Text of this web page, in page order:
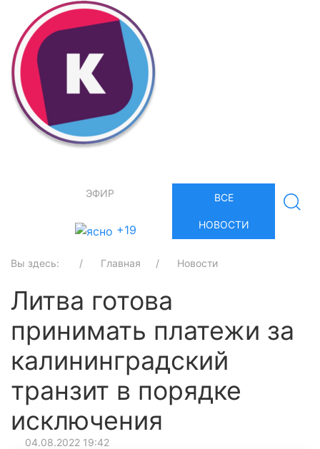
ЭФИР
+19
ВСЕ
НОВОСТИ
Вы здесь: Главная Новости
Литва готова
принимать платежи за
калининградский
транзит в порядке
исключения
04.08.2022 19:42